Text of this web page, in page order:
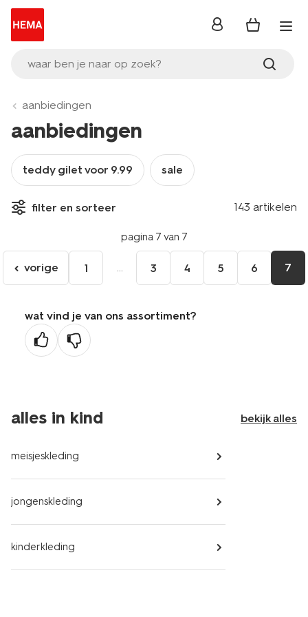
waar ben je naar op zoek?
inloggen
aanbiedingen
aanbiedingen
teddy gilet voor 9.99 sale
filter en sorteer 143 artikelen
pagina 7 van 7
ga
naar
vorige
pagina
vorige 1 ... 3 4 5 6 7
wat vind je van ons assortiment?
alles in kind bekijk alles
meisjeskleding
jongenskleding
kinderkleding